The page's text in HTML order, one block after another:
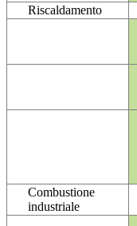
Riscaldamento
Combustione
industriale